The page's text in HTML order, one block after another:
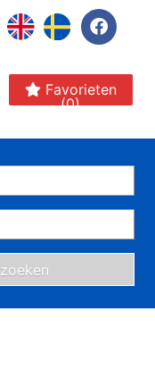
Favorieten
(0)